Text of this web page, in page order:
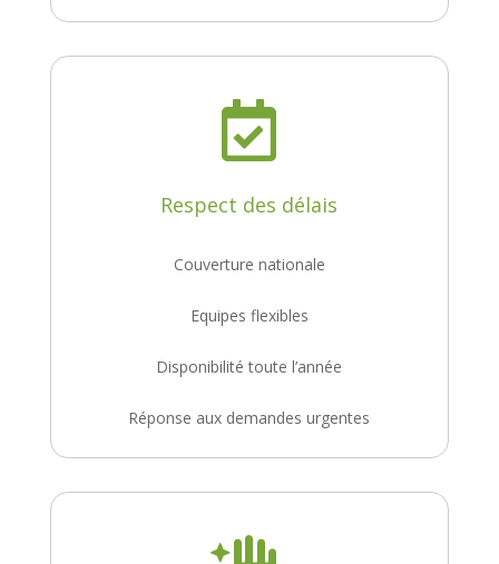

Respect des délais
Couverture nationale
Equipes flexibles
Disponibilité toute l’année
Réponse aux demandes urgentes